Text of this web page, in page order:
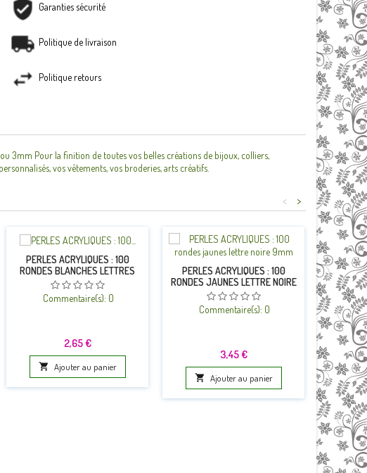
Garanties sécurité
Politique de livraison
Politique retours
3mm Pour la finition de toutes vos belles créations de bijoux, colliers,
vos vêtements, vos broderies, arts créatifs.
>
<
PERLES ACRYLIQUES : 100
RONDES BLANCHES LETTRES
NOIRES 7MM
Commentaire(s): 0
Prix
2,65 €
 Ajouter au panier
PERLES ACRYLIQUES : 100
RONDES JAUNES LETTRE NOIRE
9MM
Commentaire(s): 0
Prix
3,45 €
 Ajouter au panier 